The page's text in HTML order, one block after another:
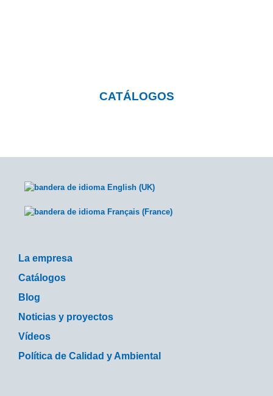
CATÁLOGOS
La empresa
Catálogos
Blog
Noticias y proyectos
Vídeos
Política de Calidad y Ambiental